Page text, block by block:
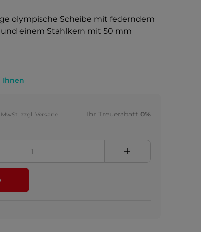
olympische Scheibe mit federndem
einem Stahlkern mit 50 mm
Ihnen
zzgl. Versand Ihr Treuerabatt 0%